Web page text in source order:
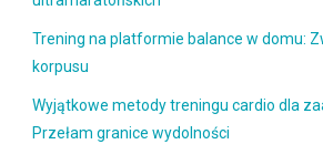
Trening na platformie balance w domu:
korpusu
Wyjątkowe metody treningu cardio dla
Przełam granice wydolności